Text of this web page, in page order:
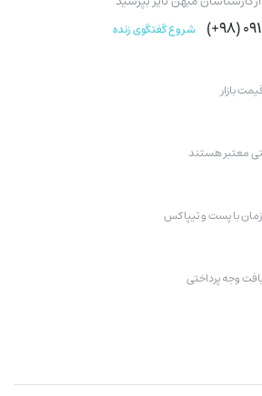
شروع گفتگوی زنده
بازار
معتبر هستند
زمان با پست و تیپاکس